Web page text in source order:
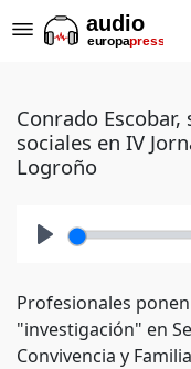
Conrado
sociales en IV
Logroño
Profesionales
"investigación" en
Convivencia y